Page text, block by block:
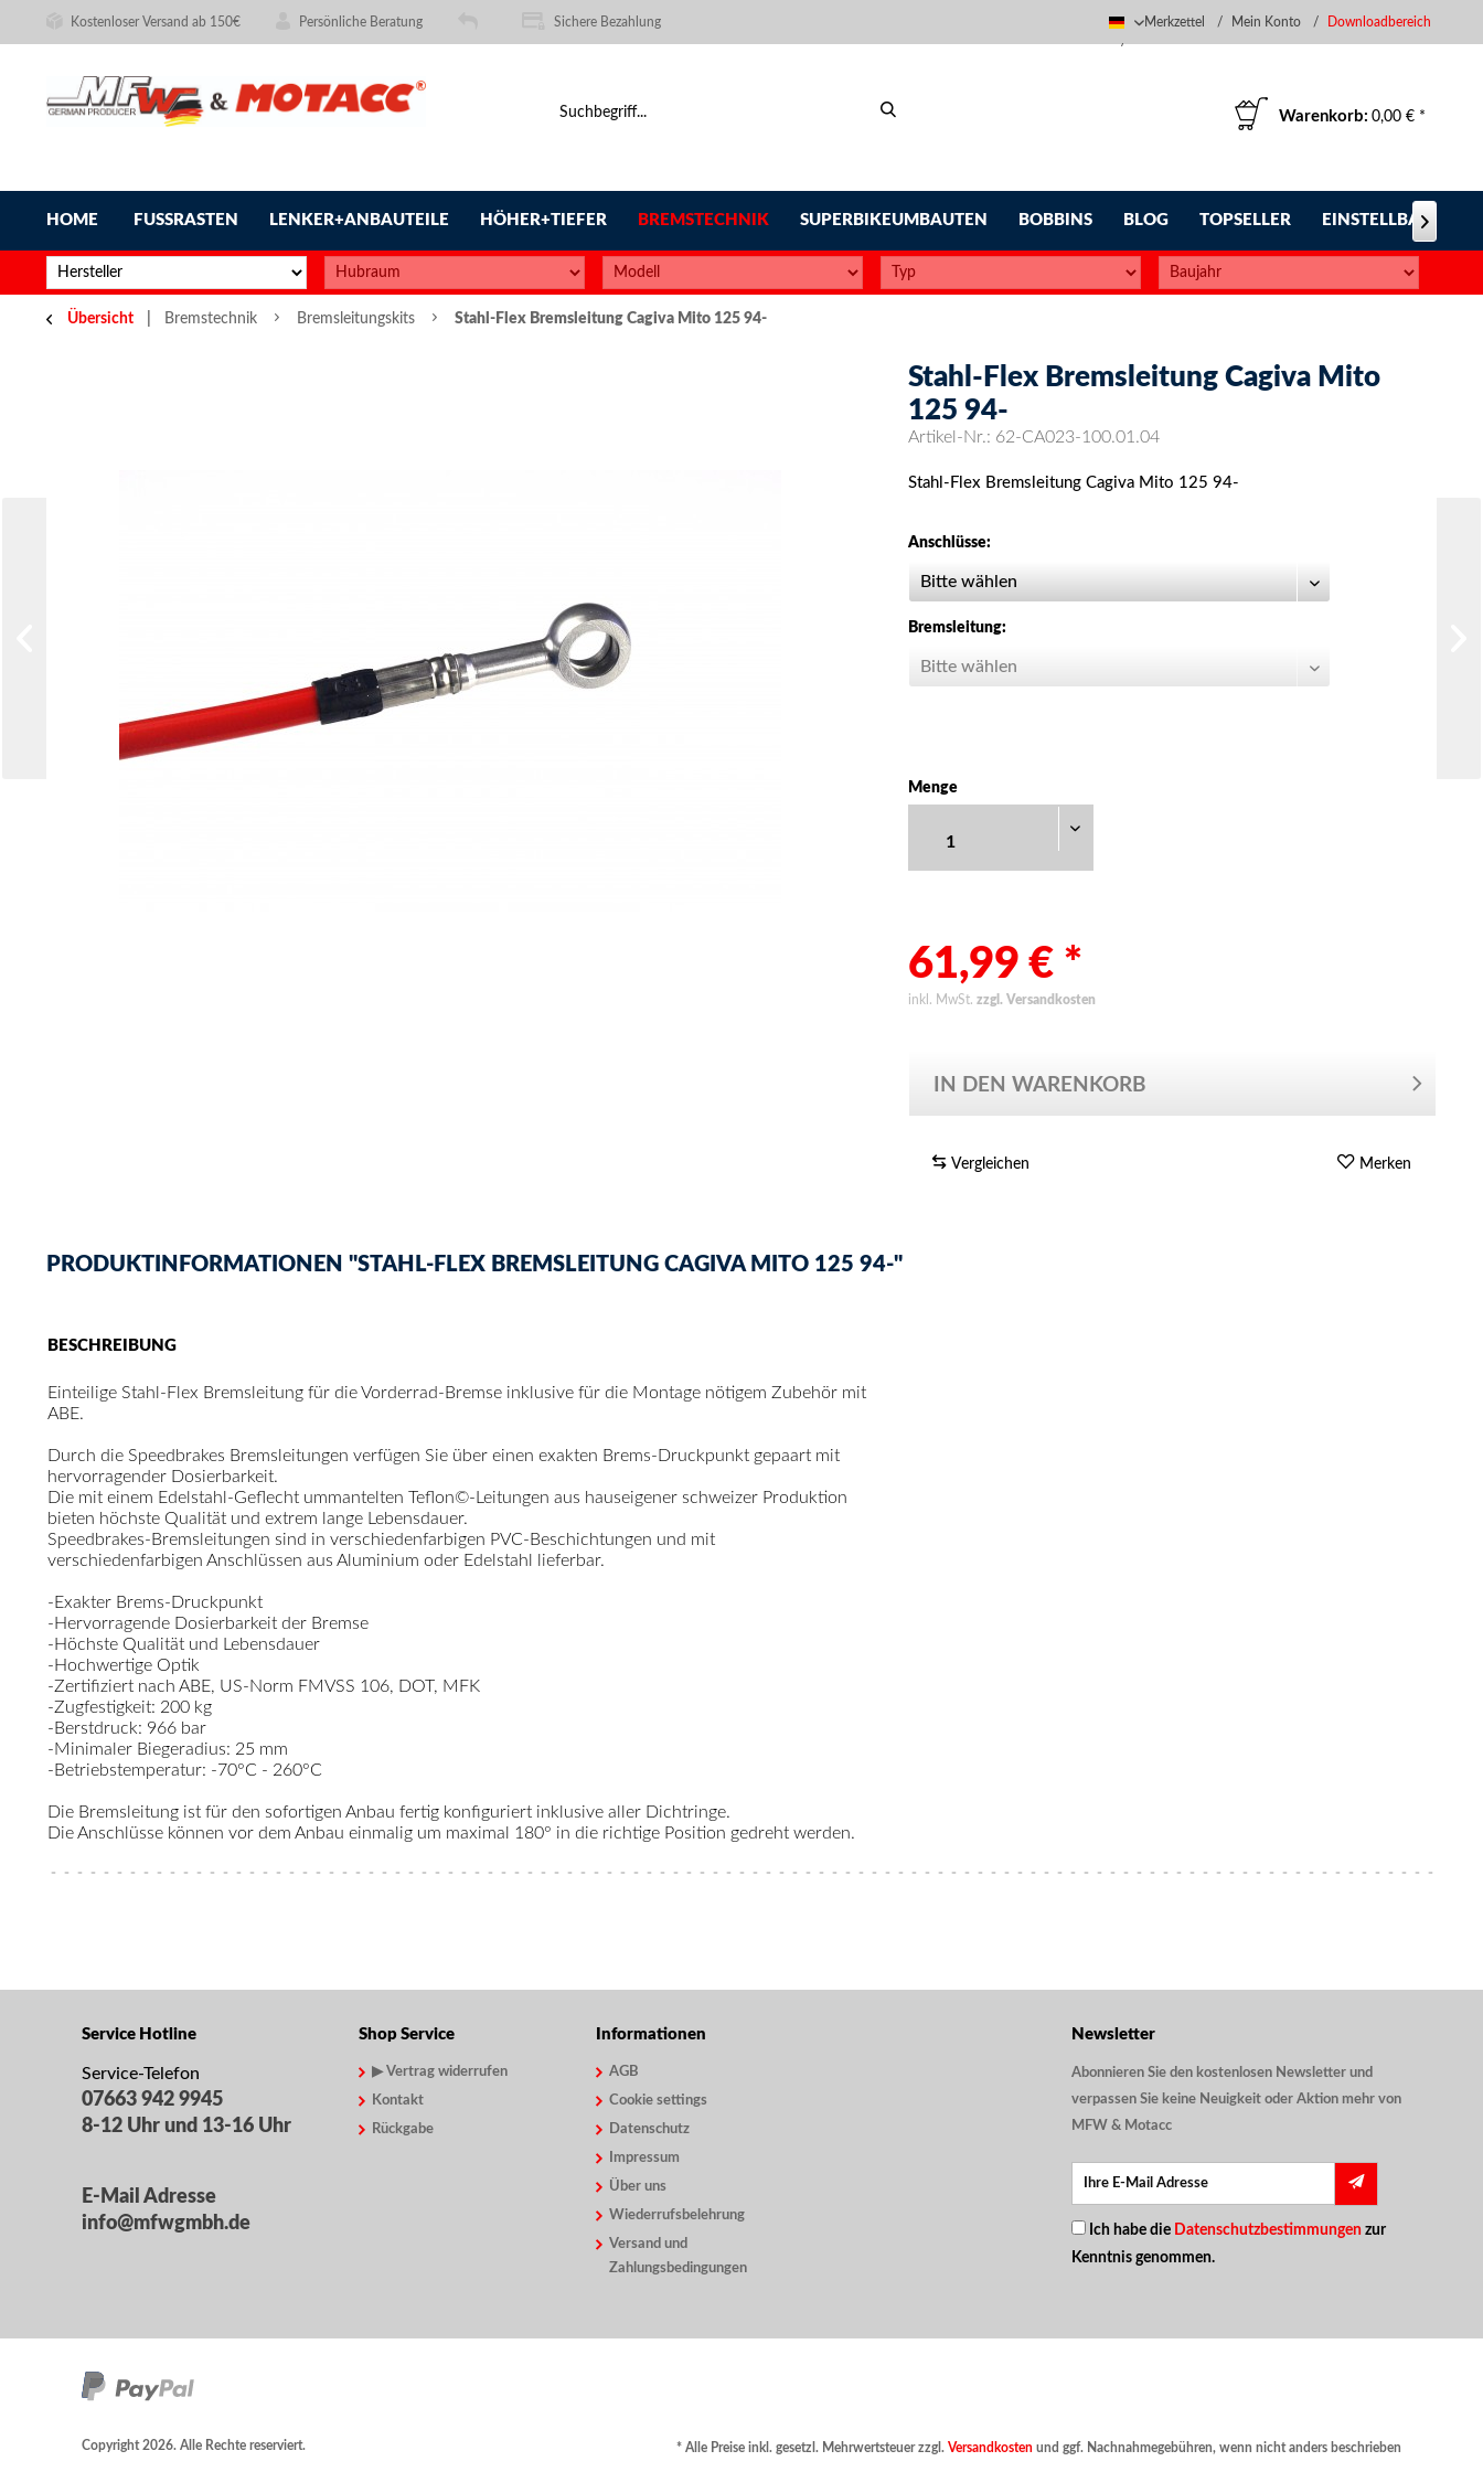
Kostenloser Versand ab 150€ Persönliche Beratung Sichere Bezahlung
Deutsch
Merkzettel Mein Konto Downloadbereich
Warenkorb: 0,00 € *
HOME FUSSRASTEN LENKER+ANBAUTEILE HÖHER+TIEFER BREMSTECHNIK SUPERBIKEUMBAUTEN BOBBINS BLOG TOPSELLER EINSTELLBARE

Übersicht Bremstechnik Bremsleitungskits Stahl-Flex Bremsleitung Cagiva Mito 125 94-
Stahl-Flex Bremsleitung Cagiva Mito
125 94-
Artikel-Nr.: 62-CA023-100.01.04
Stahl-Flex Bremsleitung Cagiva Mito 125 94-
Anschlüsse:
Bremsleitung:
Menge
61,99 € *
inkl. MwSt.zzgl. Versandkosten
IN DEN WARENKORB
Vergleichen Merken
PRODUKTINFORMATIONEN "STAHL-FLEX BREMSLEITUNG CAGIVA MITO 125 94-"
BESCHREIBUNG
Einteilige Stahl-Flex Bremsleitung für die Vorderrad-Bremse inklusive für die Montage nötigem Zubehör mit
ABE.
Durch die Speedbrakes Bremsleitungen verfügen Sie über einen exakten Brems-Druckpunkt gepaart mit
hervorragender Dosierbarkeit.
Die mit einem Edelstahl-Geflecht ummantelten Teflon©-Leitungen aus hauseigener schweizer Produktion
bieten höchste Qualität und extrem lange Lebensdauer.
Speedbrakes-Bremsleitungen sind in verschiedenfarbigen PVC-Beschichtungen und mit
verschiedenfarbigen Anschlüssen aus Aluminium oder Edelstahl lieferbar.
-Exakter Brems-Druckpunkt
-Hervorragende Dosierbarkeit der Bremse
-Höchste Qualität und Lebensdauer
-Hochwertige Optik
-Zertifiziert nach ABE, US-Norm FMVSS 106, DOT, MFK
-Zugfestigkeit: 200 kg
-Berstdruck: 966 bar
-Minimaler Biegeradius: 25 mm
-Betriebstemperatur: -70°C - 260°C
Die Bremsleitung ist für den sofortigen Anbau fertig konfiguriert inklusive aller Dichtringe.
Die Anschlüsse können vor dem Anbau einmalig um maximal 180° in die richtige Position gedreht werden.
Service Hotline
Service-Telefon
07663 942 9945
8-12 Uhr und 13-16 Uhr
E-Mail Adresse
info@mfwgmbh.de
Shop Service
▶ Vertrag widerrufen
Kontakt
Rückgabe
Informationen
AGB
Cookie settings
Datenschutz
Impressum
Über uns
Wiederrufsbelehrung
Versand und
Zahlungsbedingungen
Newsletter
Abonnieren Sie den kostenlosen Newsletter und
verpassen Sie keine Neuigkeit oder Aktion mehr von
MFW & Motacc
Ich habe die Datenschutzbestimmungen zur
Kenntnis genommen.
Copyright 2026. Alle Rechte reserviert. * Alle Preise inkl. gesetzl. Mehrwertsteuer zzgl. Versandkostenund ggf. Nachnahmegebühren, wenn nicht anders beschrieben